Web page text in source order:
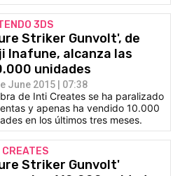
3DS
Striker Gunvolt', de
Inafune, alcanza las
unidades
June 2015 | 07:38
de Inti Creates se ha paralizado
y apenas ha vendido 10.000
en los últimos tres meses.
CREATES
Striker Gunvolt'